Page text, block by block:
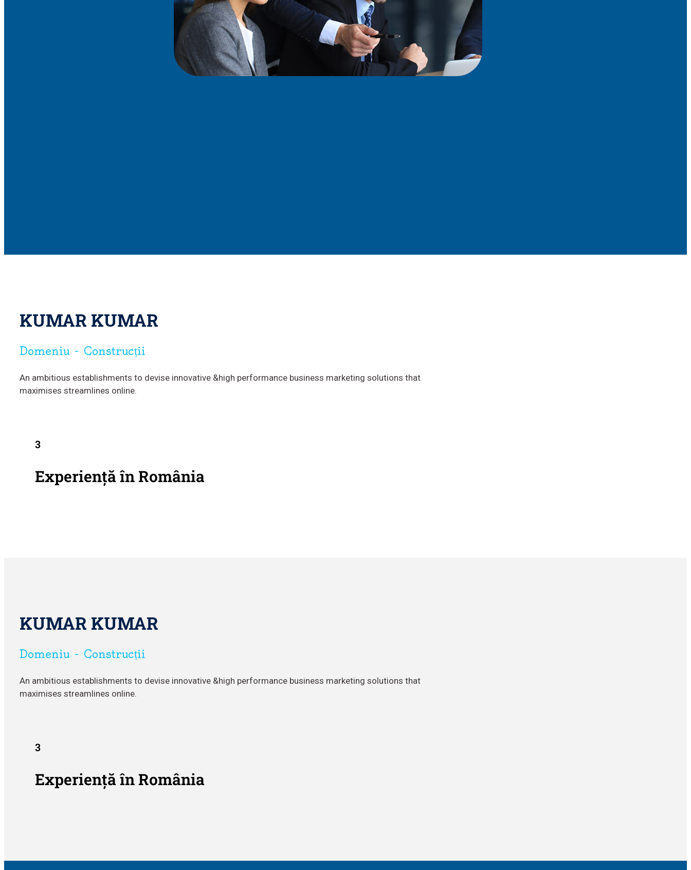
KUMAR KUMAR
Domeniu - Construcții
An ambitious establishments to devise innovative &high performance business marketing solutions that
maximises streamlines online.
3
Experiență în România
KUMAR KUMAR
Domeniu - Construcții
An ambitious establishments to devise innovative &high performance business marketing solutions that
maximises streamlines online.
3
Experiență în România